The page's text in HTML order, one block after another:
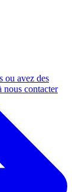
ou avez des
nous contacter